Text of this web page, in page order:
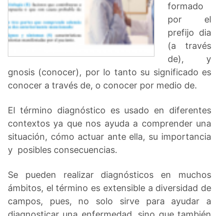
formado
por el
prefijo dia
(a través
de), y
gnosis (conocer), por lo tanto su significado es
conocer a través de, o conocer por medio de.
El término diagnóstico es usado en diferentes
contextos ya que nos ayuda a comprender una
situación, cómo actuar ante ella, su importancia
y posibles consecuencias.
Se pueden realizar diagnósticos en muchos
ámbitos, el término es extensible a diversidad de
campos, pues, no solo sirve para ayudar a